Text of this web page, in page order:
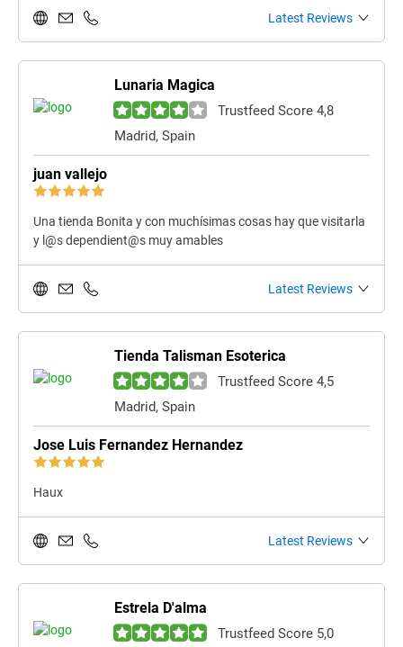
Latest Reviews
Lunaria Magica
Trustfeed Score 4,8
Madrid, Spain
juan vallejo
Una tienda Bonita y con muchísimas cosas hay que visitarla
y l@s dependient@s muy amables
Latest Reviews
Tienda Talisman Esoterica
Trustfeed Score 4,5
Madrid, Spain
Jose Luis Fernandez Hernandez
Haux
Latest Reviews
Estrela D'alma
Trustfeed Score 5,0